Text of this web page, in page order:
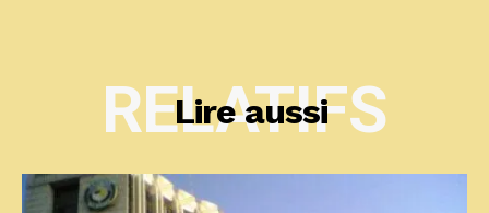
Lire aussi
RELATIFS